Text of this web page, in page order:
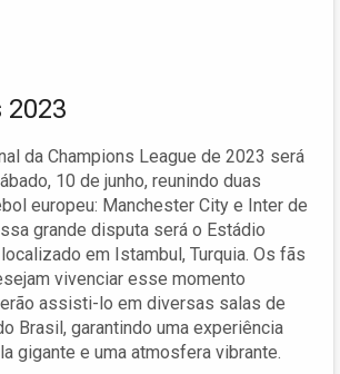
2023
da Champions League de 2023 será
10 de junho, reunindo duas
europeu: Manchester City e Inter de
grande disputa será o Estádio
em Istambul, Turquia. Os fãs
vivenciar esse momento
assisti-lo em diversas salas de
Brasil, garantindo uma experiência
gigante e uma atmosfera vibrante.